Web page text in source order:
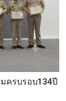
พืช
าง
อม
ไขครบรอบ134ปี